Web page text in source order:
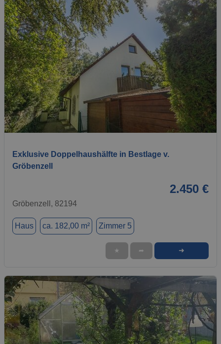
1 / 25
Exklusive Doppelhaushälfte in Bestlage v.
Gröbenzell
2.450 €
Gröbenzell, 82194
Haus ca. 182,00 m² Zimmer 5
★ ➦ ➜